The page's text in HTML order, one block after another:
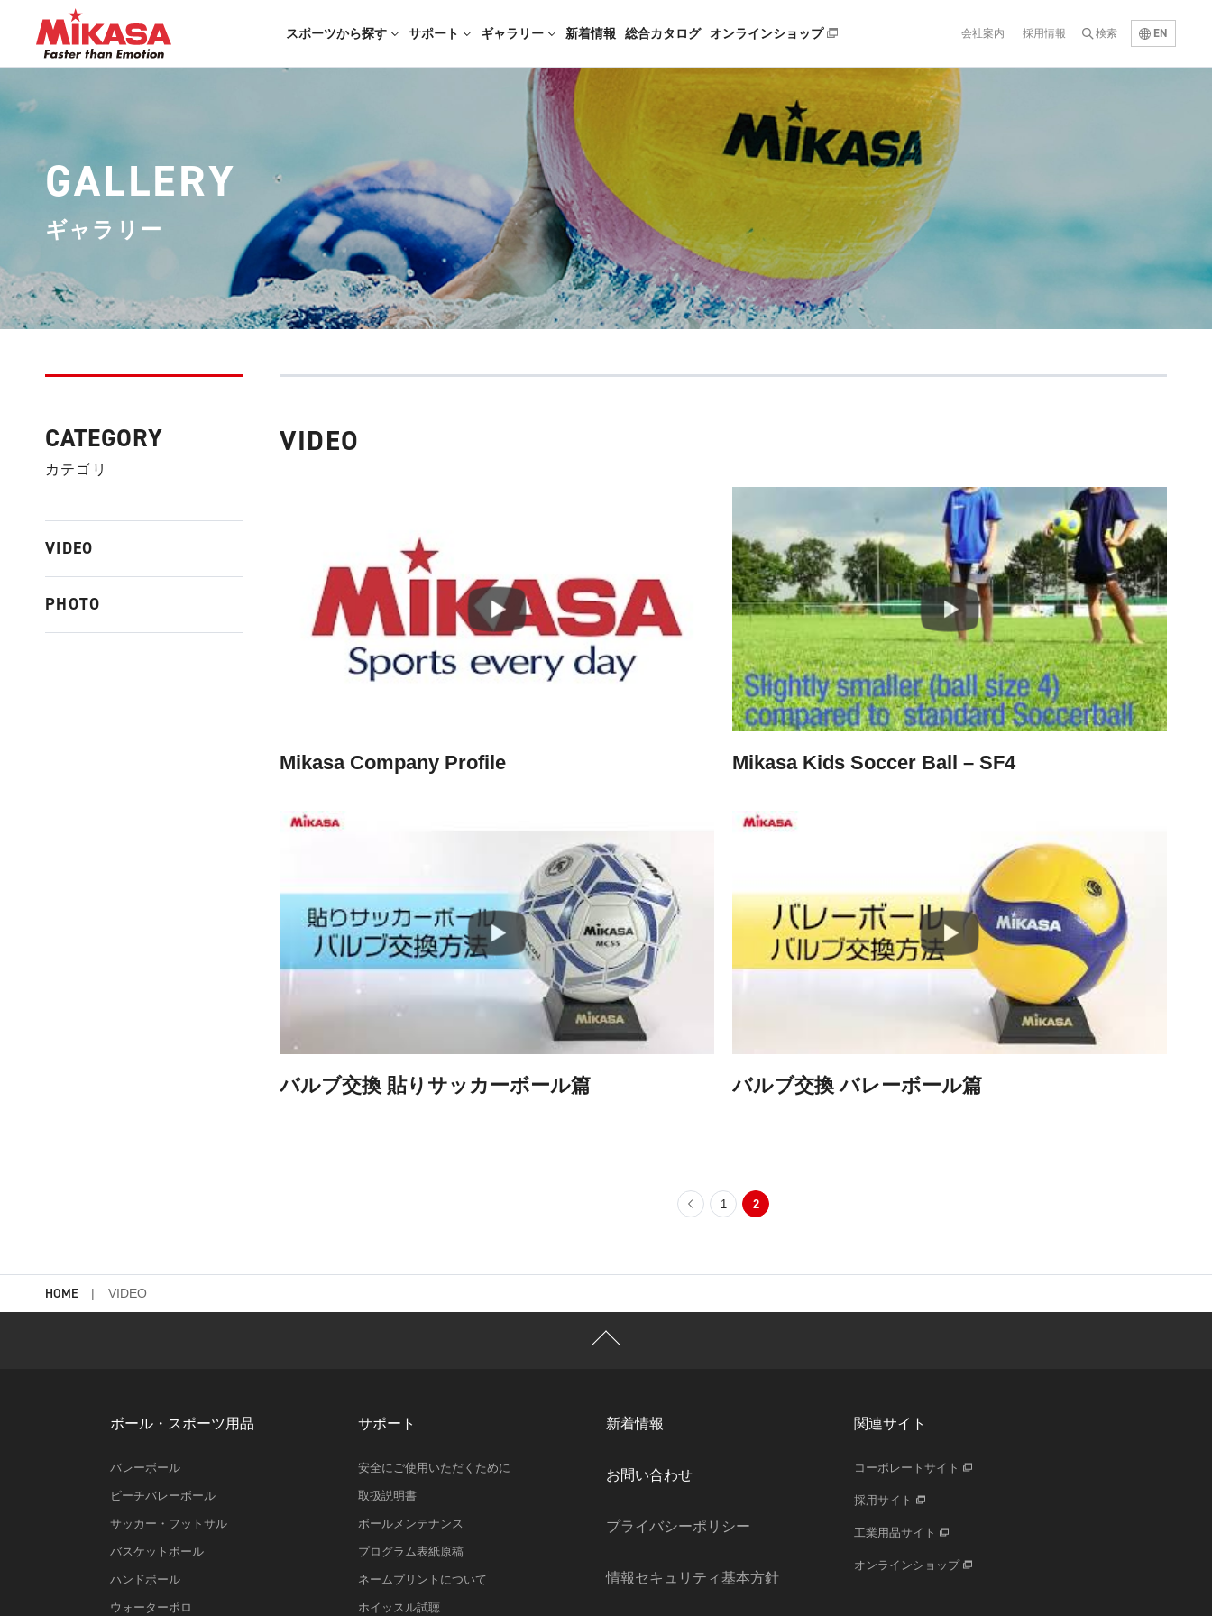
スポーツから探す サポート ギャラリー 新着情報 総合カタログ オンラインショップ 会社案内 採用情報 検索 EN
GALLERY
ギャラリー
VIDEO
Mikasa Company Profile Mikasa Kids Soccer Ball – SF4
バルブ交換 貼りサッカーボール篇 バルブ交換 バレーボール篇
1 2
CATEGORY
カテゴリ
VIDEO
PHOTO
HOME VIDEO
ボール・スポーツ用品
バレーボール
ビーチバレーボール
サッカー・フットサル
バスケットボール
ハンドボール
ウォーターポロ
サポート
安全にご使用いただくために
取扱説明書
ボールメンテナンス
プログラム表紙原稿
ネームプリントについて
ホイッスル試聴
新着情報
お問い合わせ
プライバシーポリシー
情報セキュリティ基本方針
関連サイト
コーポレートサイト
採用サイト
工業用品サイト
オンラインショップ